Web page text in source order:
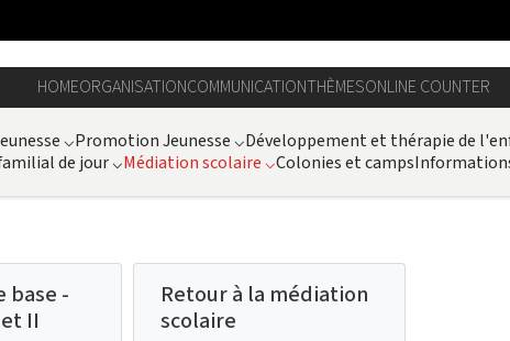
HOMEORGANISATIONCOMMUNICATIONTHÈMESONLINE COUNTER
⌵Promotion Jeunesse ⌵Développement et thérapie de
de jour⌵Médiation scolaire ⌵Colonies et camps
base -
II
Retour à la médiation
scolaire